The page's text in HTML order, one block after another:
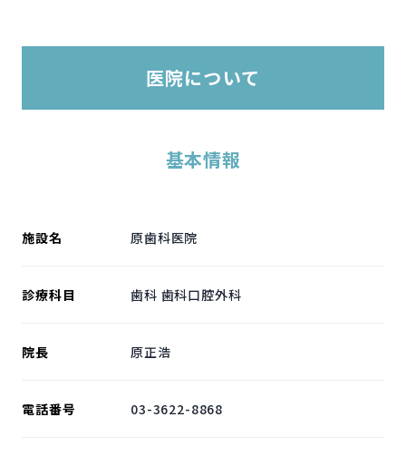
医院について
基本情報
施設名 原歯科医院
診療科目 歯科 歯科口腔外科
院長 原正浩
電話番号 03-3622-8868